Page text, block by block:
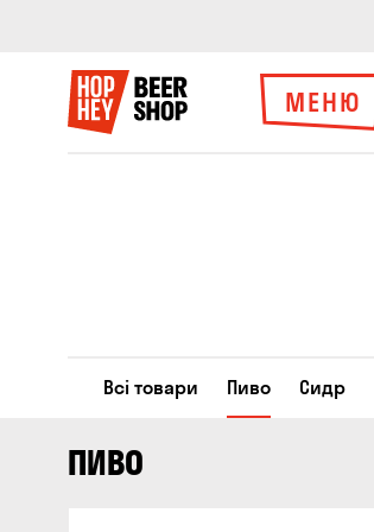
МЕНЮ
Всі товари Пиво Сидр
ПИВО